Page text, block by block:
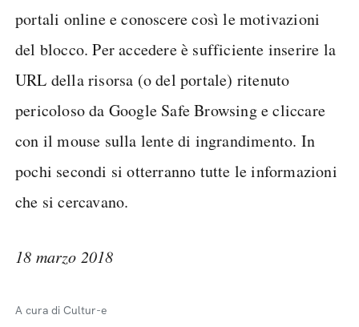
portali online e conoscere così le motivazioni
del blocco. Per accedere è sufficiente inserire la
URL della risorsa (o del portale) ritenuto
pericoloso da Google Safe Browsing e cliccare
con il mouse sulla lente di ingrandimento. In
pochi secondi si otterranno tutte le informazioni
che si cercavano.
18 marzo 2018
A cura di Cultur-e